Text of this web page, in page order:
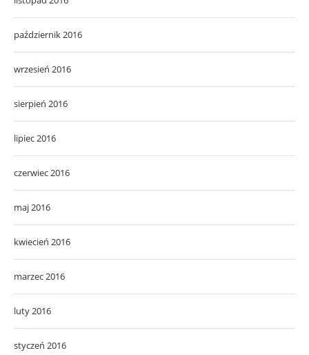
październik 2016
wrzesień 2016
sierpień 2016
lipiec 2016
czerwiec 2016
maj 2016
kwiecień 2016
marzec 2016
luty 2016
styczeń 2016